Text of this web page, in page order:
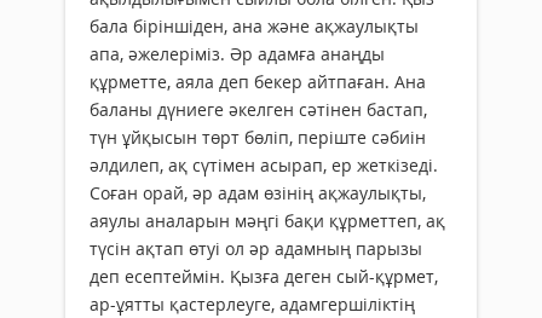
бала біріншіден, ана және ақжаулықты
апа, әжелеріміз. Әр адамға анаңды
құрметте, аяла деп бекер айтпаған. Ана
баланы дүниеге әкелген сәтінен бастап,
түн ұйқысын төрт бөліп, періште сәбиін
әлдилеп, ақ сүтімен асырап, ер жеткізеді.
Соған орай, әр адам өзінің ақжаулықты,
аяулы аналарын мәңгі бақи құрметтеп, ақ
түсін ақтап өтуі ол әр адамның парызы
деп есептеймін. Қызға деген сый-құрмет,
ар-ұятты қастерлеуге, адамгершіліктің